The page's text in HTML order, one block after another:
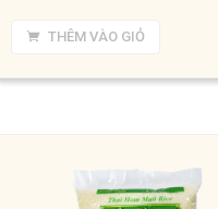
THÊM VÀO GIỎ